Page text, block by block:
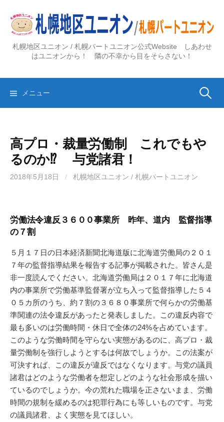
ス
札幌地区ユニオン / 札幌パートユニオン公式Website しあわせ
はユニオンから！ 隣の不幸から目をそらさない！
メニュー 検
高プロ・裁量労働制 これでもや
るのか⁉ 与党諸君！
2018年5月18日 / 札幌地区ユニオン / 札幌パートユニオン
労働法令違反３６００事業所
昨年、道内 監督指導
の７割
５月１７日の日本経済新聞北海道版に北海道労働局の２０１
７年の監督指導結果を報告する記事が掲載された。皆さん是
非一度読んでください。北海道労働局は２０１７年に北海道
内の事業所で労働基準監督署が立ち入って監督指導した５４
０５カ所のうち、約７割の３６８０事業所で何らかの労働基
準関連の法令違反があったと発表しました。この違反内容で
最も多いのは労働時間・休日で全体の24%を占めています。
このような労働時間を守らない実態があるのに、高プロ・裁
量労働制を強行しようとするは何故でしょうか。この法案が
可決すれば、この違反が違反ではなくなります。与党の議員
諸君はどのような労働者を想定しどのような社会形成を描い
ているのでしょうか。今の荒れた職場を正さないまま、労働
時間の規制を緩めるのは犯罪行為にも等しいものです。与党
の議員諸君、よく実態を見てほしい。